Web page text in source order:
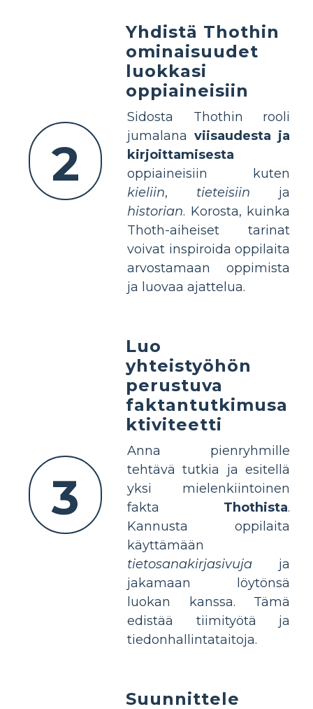
2
Yhdistä Thothin
ominaisuudet
luokkasi
oppiaineisiin
Sidosta Thothin rooli
jumalana viisaudesta ja
kirjoittamisesta
oppiaineisiin kuten
kieliin, tieteisiin ja
historian. Korosta, kuinka
Thoth-aiheiset tarinat
voivat inspiroida oppilaita
arvostamaan oppimista
ja luovaa ajattelua.
3
Luo
yhteistyöhön
perustuva
faktantutkimusa
ktiviteetti
Anna pienryhmille
tehtävä tutkia ja esitellä
yksi mielenkiintoinen
fakta Thothista.
Kannusta oppilaita
käyttämään
tietosanakirjasivuja ja
jakamaan löytönsä
luokan kanssa. Tämä
edistää tiimityötä ja
tiedonhallintataitoja.
Suunnittele